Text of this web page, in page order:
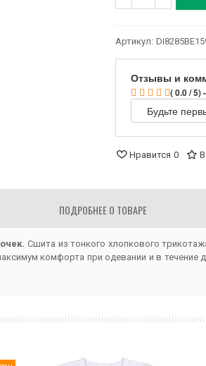
Артикул:
Отзывы и
( 0.0 / 5)
Будьте
Нравится 0
ПОДРОБНЕЕ О ТОВАРЕ
Сшита из тонкого хлопкового
комфорта при одевании и в